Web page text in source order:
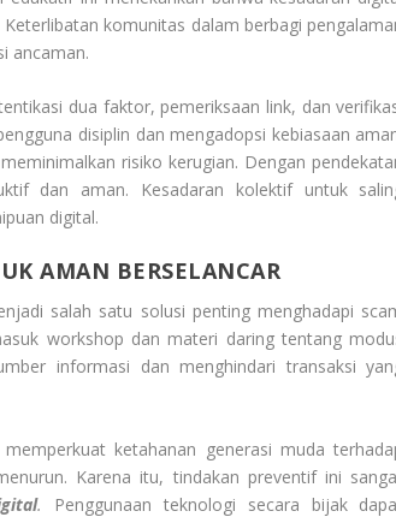
komunitas dalam berbagi
ancaman.
dua faktor, pemeriksaan link, dan
disiplin dan mengadopsi kebiasaan
risiko kerugian. Dengan
dan aman. Kesadaran kolektif untuk
digital.
AMAN BERSELANCAR
salah satu solusi penting menghadapi
workshop dan materi daring tentang
informasi dan menghindari transaksi
ketahanan generasi muda
Karena itu, tindakan preventif ini
.
Penggunaan teknologi secara bijak